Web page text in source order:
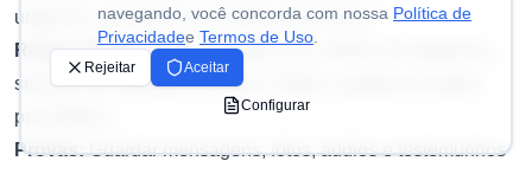
urgência, previstas na Lei Maria da Penha.
Redes de Apoio:Buscar apoio em centros de referência,
serviços de assistência social, ONGs e grupos de apoio
psicológico.
Provas:Guardar mensagens, fotos, áudios e testemunhos
navegando, você concorda com nossa Política de
Privacidadee Termos de Uso
Rejeitar Aceitar
Configurar